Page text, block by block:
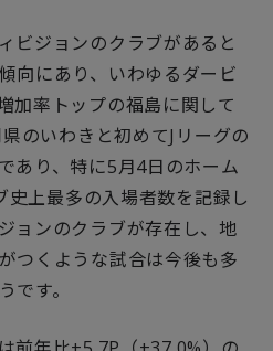
ビジョンのクラブがあると
向にあり、いわゆるダービ
加率トップの福島に関して
のいわきと初めてJリーグの
あり、特に5月4日のホーム
上最多の入場者数を記録し
ョンのクラブが存在し、地
つくような試合は今後も多
です。